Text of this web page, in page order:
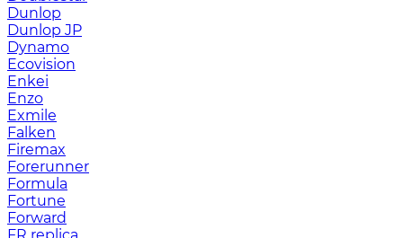
Dunlop
Dunlop JP
Dynamo
Ecovision
Enkei
Enzo
Exmile
Falken
Firemax
Forerunner
Formula
Fortune
Forward